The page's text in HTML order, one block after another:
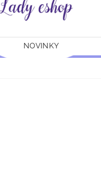
NOVINKY